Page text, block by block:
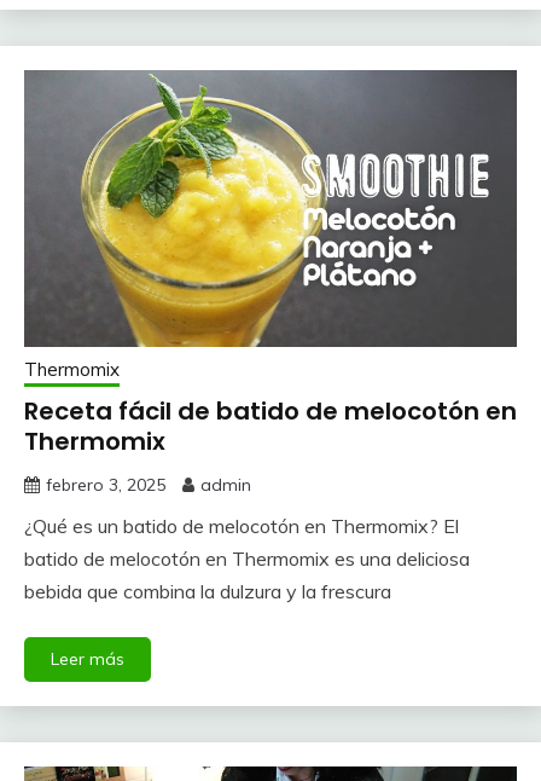
Thermomix
Receta fácil de batido de melocotón en
Thermomix
febrero 3, 2025 admin
¿Qué es un batido de melocotón en Thermomix? El
batido de melocotón en Thermomix es una deliciosa
bebida que combina la dulzura y la frescura
Leer más